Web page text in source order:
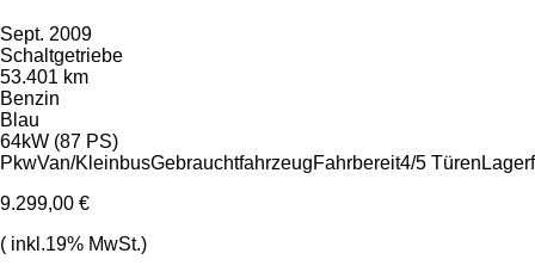
Sept. 2009
Schaltgetriebe
53.401 km
Benzin
Blau
64kW (87 PS)
PkwVan/KleinbusGebrauchtfahrzeugFahrbereit4/5 Türen
9.299,00 €
( inkl.19% MwSt.)